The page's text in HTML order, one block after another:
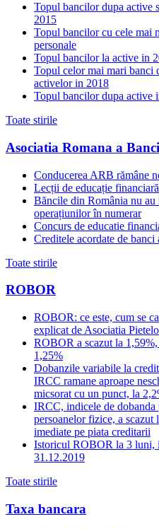
Topul bancilor dupa active
2015
Topul bancilor cu cele mai
personale
Topul bancilor la active in
Topul celor mai mari banci
activelor in 2018
Topul bancilor dupa active
Toate stirile
Asociatia Romana a
Conducerea ARB rămâne
Lecții de educație
Băncile din România nu au
operațiunilor în numerar
Concurs de educatie
Creditele acordate de
Toate stirile
ROBOR
ROBOR: ce este, cum se
explicat de Asociatia
ROBOR a scazut la
1,25%
Dobanzile variabile la
IRCC ramane aproape
micsorat cu un punct, la
IRCC, indicele de
persoanelor fizice, a scazut
imediate pe piata creditarii
Istoricul ROBOR la 3 luni,
31.12.2019
Toate stirile
Taxa bancara